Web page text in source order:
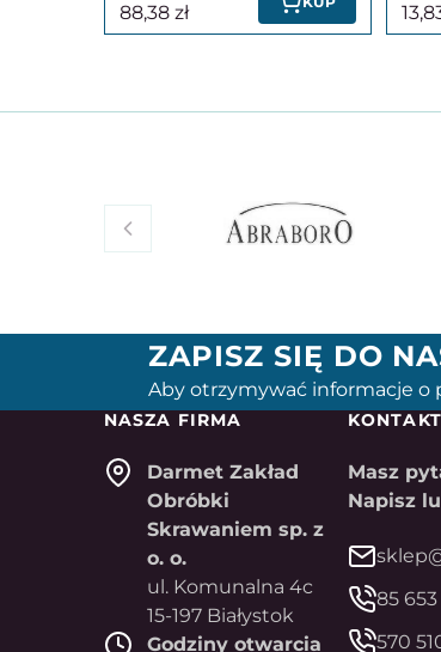
88,38
ZAPISZ SIĘ DO
Aby otrzymywać informacje o
NASZA FIRMA
Darmet Zakład
Obróbki
Skrawaniem sp. z
o. o.
ul. Komunalna 4c
15-197 Białystok
Godziny otwarcia
KONTAKT
Masz
Napisz
85
570